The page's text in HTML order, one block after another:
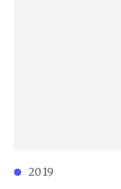
2019